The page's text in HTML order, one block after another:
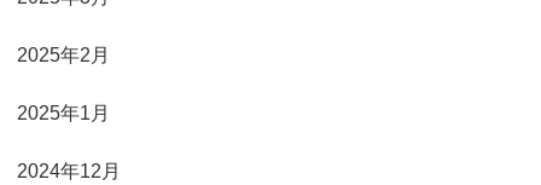
2025年2月
2025年1月
2024年12月